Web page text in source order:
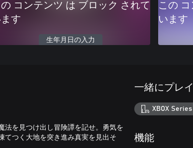
の コンテンツ は ブロック されて
す
生年月日の入力
この
います
法を見つけ出し冒険譚を記せ。勇気を
てつく大地を突き進み真実を見出そ
一緒にプレ
XBOX Series
機能